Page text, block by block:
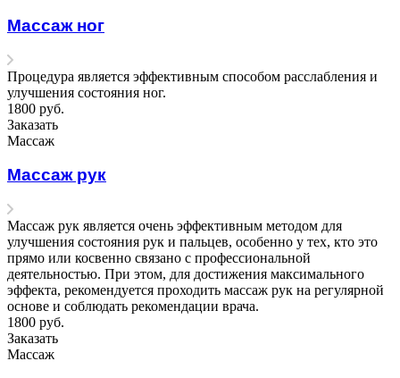
Массаж ног
Процедура является эффективным способом расслабления и
улучшения состояния ног.
1800 руб.
Заказать
Массаж
Массаж рук
Массаж рук является очень эффективным методом для
улучшения состояния рук и пальцев, особенно у тех, кто это
прямо или косвенно связано с профессиональной
деятельностью. При этом, для достижения максимального
эффекта, рекомендуется проходить массаж рук на регулярной
основе и соблюдать рекомендации врача.
1800 руб.
Заказать
Массаж